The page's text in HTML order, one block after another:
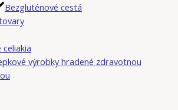
Bezgluténové cestá
celiakia
výrobky hradené zdravotnou